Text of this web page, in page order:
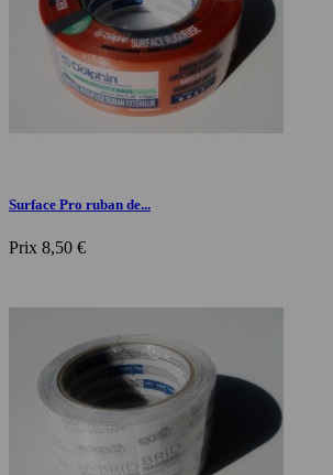
Surface Pro ruban de...
Prix 8,50 €